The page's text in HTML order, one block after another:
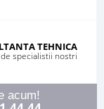
TEHNICA
specialistii nostri
acum!